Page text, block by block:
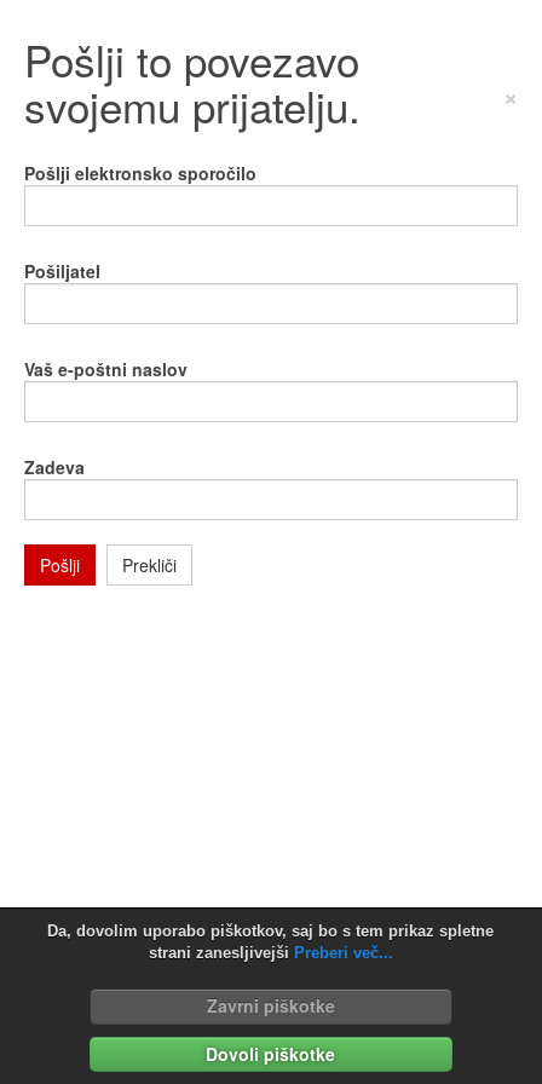
Da, dovolim uporabo piškotkov, saj bo s tem prikaz spletne
strani zanesljivejši Preberi več...
Zavrni piškotke
Dovoli piškotke
Pošlji to povezavo
svojemu prijatelju. ×
Pošlji elektronsko sporočilo
Pošiljatel
Vaš e-poštni naslov
Zadeva
Pošlji Prekliči